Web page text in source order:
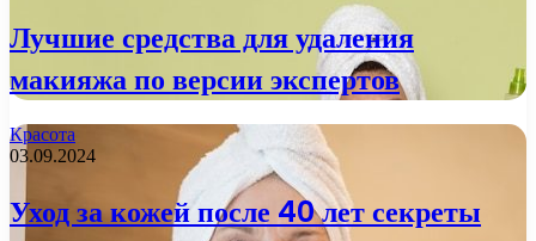
Лучшие средства для удаления
макияжа по версии экспертов
Красота
03.09.2024
Уход за кожей после 40 лет секреты